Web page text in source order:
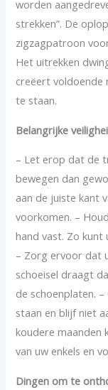
worden
strekken”. De
zigzagpatroon
Het uitrekken
creëert voldoende
te staan.
Belangrijke
– Let erop dat de
bewegen dan
aan de juiste kant
voorkomen. –
hand vast. Zo kunt
– Zorg ervoor dat
schoeisel draagt
de schoenplaten.
staan en blijf niet
koudere maanden
van uw enkels en
Dingen om te